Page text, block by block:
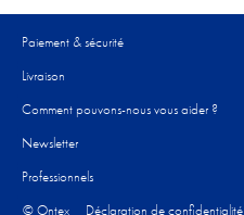
Paiement & sécurité
Livraison
Comment pouvons-nous vous aider ?​
Newsletter
Professionnels
© Ontex
Déclaration de confidentialité